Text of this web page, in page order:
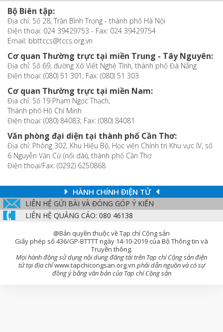
Bộ Biên tập:
Địa chỉ: Số 28, Trần Bình Trọng - thành phố Hà Nội
Điện thoại: 024 39429753 - Fax: 024 39429754
Email: bbttccs@tccs.org.vn
Cơ quan Thường trực tại miền Trung - Tây Nguyên:
Địa chỉ: Số 69, đường Xô Viết Nghệ Tĩnh, thành phố Đà Nẵng
Điện thoại: (080) 51 301; Fax: (080) 51 303
Cơ quan Thường trực tại miền Nam:
Địa chỉ: Số 19 Phạm Ngọc Thạch,
Thành phố Hồ Chí Minh
Điện thoại: (080) 84083; Fax: (080) 84081
Văn phòng đại diện tại thành phố Cần Thơ:
Địa chỉ: Phòng 302, Khu Hiệu Bộ, Học viện Chính trị Khu vực IV, số
6 Nguyễn Văn Cừ (nối dài), thành phố Cần Thơ
Điện thoại/Fax: (0292) 6250868
HÀNH CHÍNH ĐIỆN TỬ
LIÊN HỆ GỬI BÀI VÀ ĐÓNG GÓP Ý KIẾN
LIÊN HỆ QUẢNG CÁO: 080 46138
@Bản quyền thuộc về Tạp chí Cộng sản
Giấy phép số 436/GP-BTTTT ngày 14-10-2019 của Bộ Thông tin và
Truyền thông.
Mọi hành động sử dụng nội dung đăng tải trên Tạp chí Cộng sản điện
tử tại địa chỉwww.tapchicongsan.org.vn phải dẫn nguồn và có sự
đồng ý bằng văn bản của Tạp chí Cộng sản